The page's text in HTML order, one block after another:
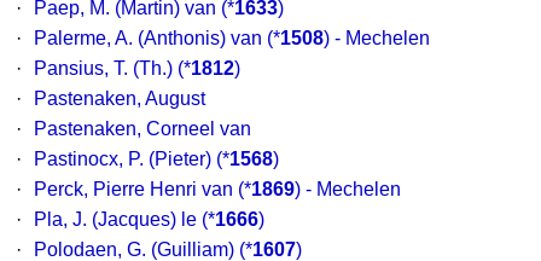
·
Paep, M. (Martin) van (*1633)
·
Palerme, A. (Anthonis) van (*1508) - Mechelen
·
Pansius, T. (Th.) (*1812)
·
Pastenaken, August
·
Pastenaken, Corneel van
·
Pastinocx, P. (Pieter) (*1568)
·
Perck, Pierre Henri van (*1869) - Mechelen
·
Pla, J. (Jacques) le (*1666)
·
Polodaen, G. (Guilliam) (*1607)